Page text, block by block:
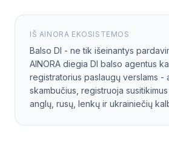
IŠ AINORA EKOSISTEMOS
Balso DI - ne tik išeinantys
AINORA diegia DI balso agentus
registratorius paslaugų verslams -
skambučius, registruoja
anglų, rusų, lenkų ir ukrainiečių